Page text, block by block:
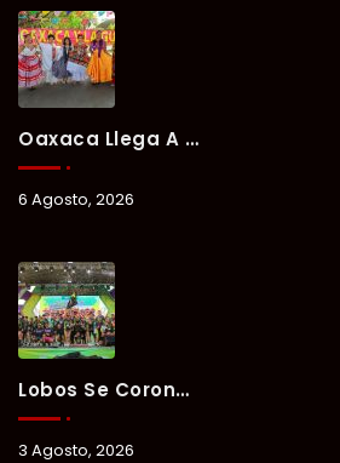
Oaxaca Llega A Chetumal Con El Color, Sabor Y Tradición De La Guelaguetza 2026.
6 Agosto, 2026
Lobos Se Corona Campeón Del Verano Xul-Há 2026 Tras Tres Días De Intensa Competencia.
3 Agosto, 2026